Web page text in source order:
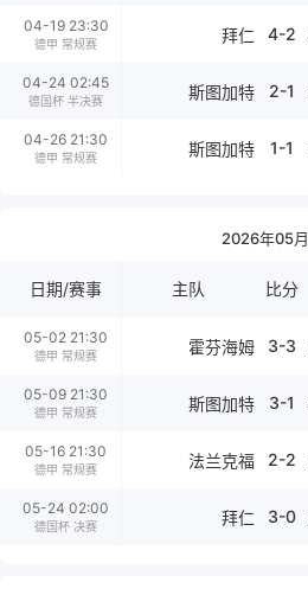
04-19 23:30
德甲 常规赛 拜仁 4-2
04-24 02:45
德国杯 半决赛 斯图加特 2-1
04-26 21:30
德甲 常规赛 斯图加特 1-1
2026年05月
日期/赛事 主队 比分
05-02 21:30
德甲 常规赛 霍芬海姆 3-3
05-09 21:30
德甲 常规赛 斯图加特 3-1
05-16 21:30
德甲 常规赛 法兰克福 2-2
05-24 02:00
德国杯 决赛 拜仁 3-0